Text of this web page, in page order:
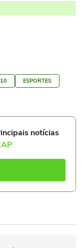
ESPORTES
notícias